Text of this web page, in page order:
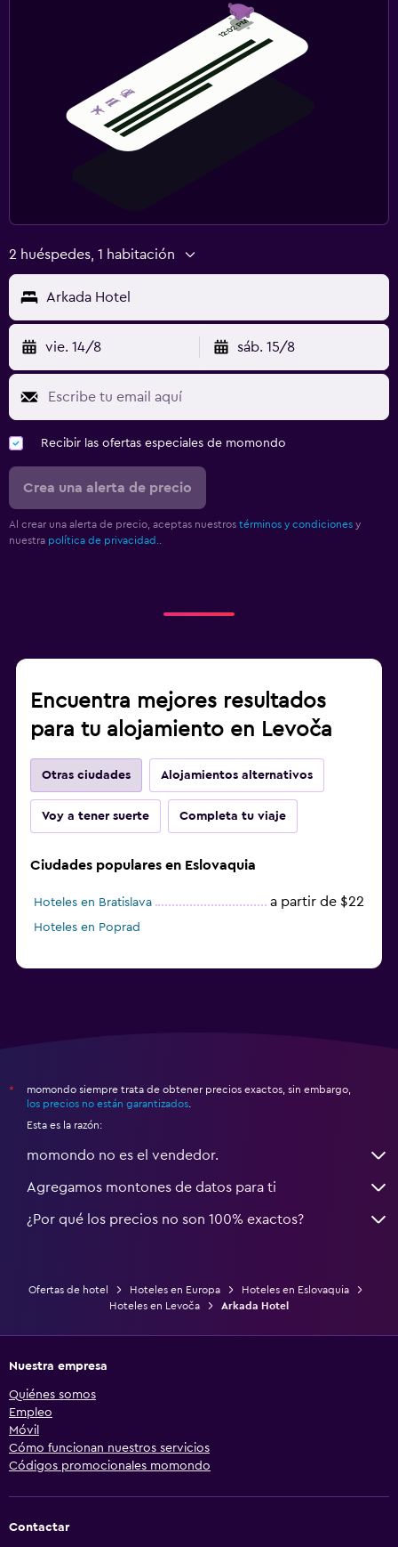
2 huéspedes, 1 habitación
Arkada Hotel
vie. 14/8 sáb. 15/8
Recibir las ofertas especiales de momondo
Crea una alerta de precio
Al crear una alerta de precio, aceptas nuestros términos y condiciones y
nuestra política de privacidad.
Encuentra mejores resultados
para tu alojamiento en Levoča
Otras ciudades Alojamientos alternativos
Voy a tener suerte Completa tu viaje
Ciudades populares en Eslovaquia
Hoteles en Bratislava a partir de $22
Hoteles en Poprad
*
momondo siempre trata de obtener precios exactos, sin embargo,
los precios no están garantizados
Esta es la razón:
momondo no es el vendedor.
Agregamos montones de datos para ti
¿Por qué los precios no son 100% exactos?
Ofertas de hotel Hoteles en Europa
Hoteles en Eslovaquia
Hoteles en Levoča
Arkada Hotel
Nuestra empresa
Quiénes somos
Empleo
Móvil
Cómo funcionan nuestros servicios
Códigos promocionales momondo
Contactar